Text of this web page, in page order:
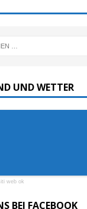
UND WETTER
web ok
BEI FACEBOOK